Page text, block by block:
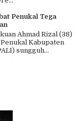
Penukal Tega
Ahmad Rizal (38)
Kabupaten
sungguh...